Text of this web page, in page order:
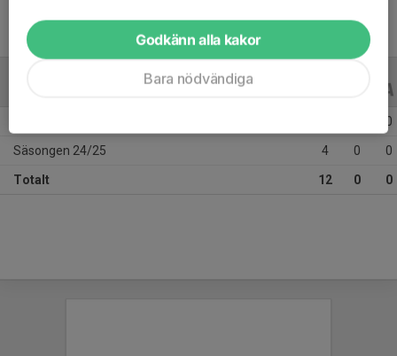
0
Säsongen 24/25 4 0 0
Totalt 12 0 0
Godkänn alla kakor
Bara nödvändiga